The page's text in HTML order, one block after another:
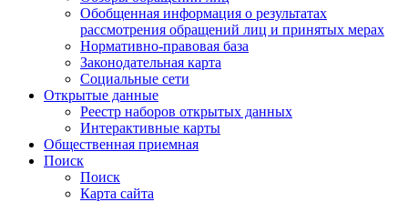
Обобщенная информация о результатах
рассмотрения обращений лиц и принятых мерах
Нормативно-правовая база
Законодательная карта
Социальные сети
Открытые данные
Реестр наборов открытых данных
Интерактивные карты
Общественная приемная
Поиск
Поиск
Карта сайта